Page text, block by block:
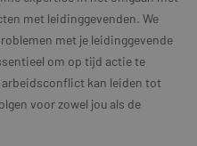
met leidinggevenden. We
met je leidinggevende
om op tijd actie te
arbeidsconflict kan leiden tot
voor zowel jou als de